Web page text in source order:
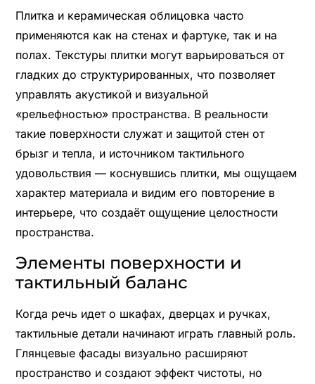
Плитка и керамическая облицовка часто
применяются как на стенах и фартуке, так и на
полах. Текстуры плитки могут варьироваться от
гладких до структурированных, что позволяет
управлять акустикой и визуальной
«рельефностью» пространства. В реальности
такие поверхности служат и защитой стен от
брызг и тепла, и источником тактильного
удовольствия — коснувшись плитки, мы ощущаем
характер материала и видим его повторение в
интерьере, что создаёт ощущение целостности
пространства.
Элементы поверхности и
тактильный баланс
Когда речь идет о шкафах, дверцах и ручках,
тактильные детали начинают играть главный роль.
Глянцевые фасады визуально расширяют
пространство и создают эффект чистоты, но